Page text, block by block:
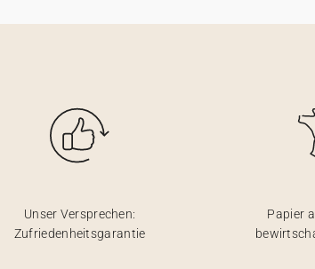
Unser Versprechen:
Zufriedenheitsgarantie
Papier